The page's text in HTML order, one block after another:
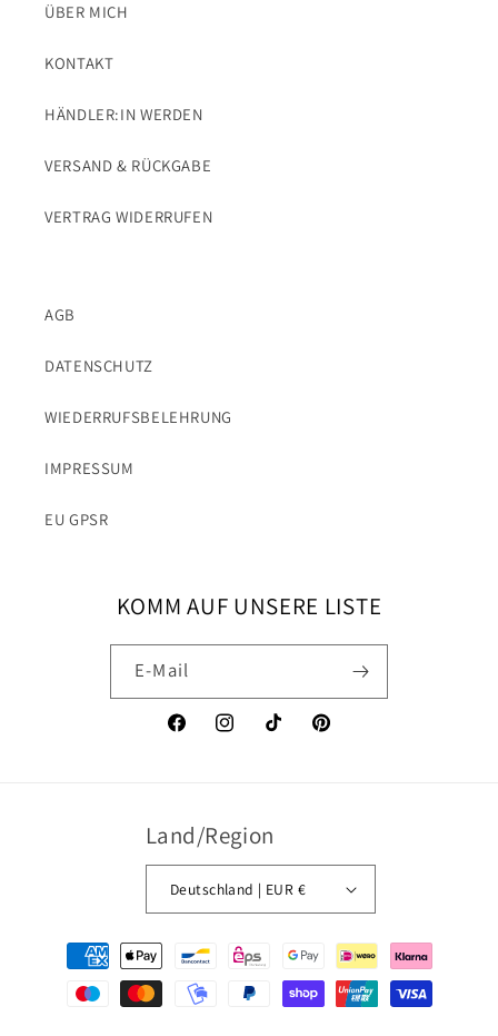
ÜBER MICH
KONTAKT
HÄNDLER:IN WERDEN
VERSAND & RÜCKGABE
VERTRAG WIDERRUFEN
AGB
DATENSCHUTZ
WIEDERRUFSBELEHRUNG
IMPRESSUM
EU GPSR
KOMM AUF UNSERE LISTE
E-Mail
FacebookInstagramTikTok Pinterest
Land/Region
Deutschland | EUR €
Zahlungsmethoden